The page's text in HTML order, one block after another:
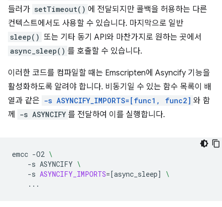
들러가 setTimeout() 에 전달되지만 콜백을 허용하는 다른
컨텍스트에서도 사용할 수 있습니다. 마지막으로 일반
sleep() 또는 기타 동기 API와 마찬가지로 원하는 곳에서
async_sleep() 를 호출할 수 있습니다.
이러한 코드를 컴파일할 때는 Emscripten에 Asyncify 기능을
활성화하도록 알려야 합니다. 비동기일 수 있는 함수 목록이 배
열과 같은 -s ASYNCIFY_IMPORTS=[func1, func2] 와 함
께
-s ASYNCIFY 를 전달하여 이를 실행합니다.
emcc -O2 \
-s ASYNCIFY \
-s ASYNCIFY_IMPORTS=[async_sleep]
\